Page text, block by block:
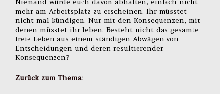
Niemand würde euch davon abhalten, einfach nicht
mehr am Arbeitsplatz zu erscheinen. Ihr müsstet
nicht mal kündigen. Nur mit den Konsequenzen, mit
denen müsstet ihr leben. Besteht nicht das gesamte
freie Leben aus einem ständigen Abwägen von
Entscheidungen und deren resultierender
Konsequenzen?
Zurück zum Thema: